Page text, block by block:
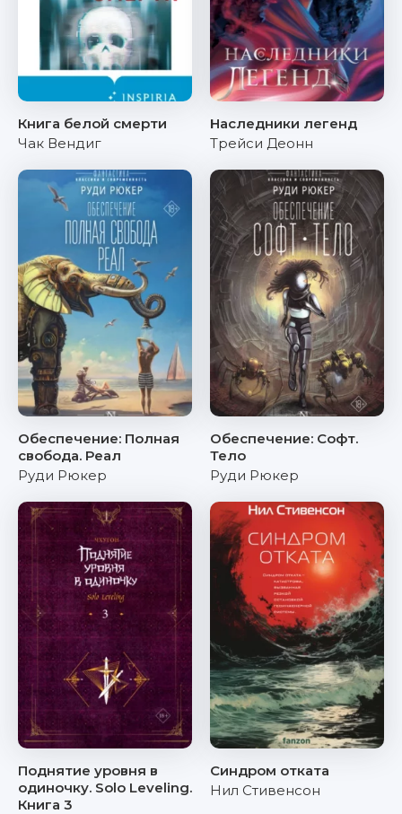
Книга белой смерти
Чак Вендиг
Наследники легенд
Трейси Деонн
Обеспечение: Полная
свобода. Реал
Руди Рюкер
Обеспечение: Софт.
Тело
Руди Рюкер
Поднятие уровня в
одиночку. Solo Leveling.
Книга 3
Синдром отката
Нил Стивенсон